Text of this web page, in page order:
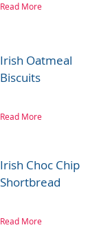
Read More
Irish Oatmeal
Biscuits
Read More
Irish Choc Chip
Shortbread
Read More